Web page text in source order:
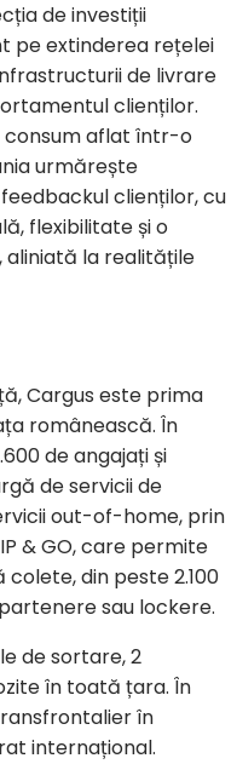
de investiții
pe extinderea rețelei
de livrare
clienților.
aflat într-o
urmărește
clienților, cu
flexibilitate și o
aliniată la realitățile
Cargus este prima
românească. În
de angajați și
de servicii de
out-of-home, prin
& GO, care permite
din peste 2.100
sau lockere.
de sortare, 2
în toată țara. În
în
internațional.